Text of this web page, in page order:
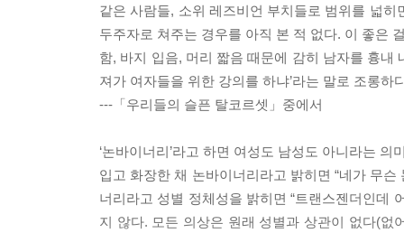
같은 사람들, 소위 레즈비언 부치들로 범위를 넓
두주자로 쳐주는 경우를 아직 본 적 없다. 이 좋은
함, 바지 입음, 머리 짧음 때문에 감히 남자를 흉내
져가 여자들을 위한 강의를 하냐’라는 말로 조롱하
---「우리들의 슬픈 탈코르셋」중에서
‘논바이너리’라고 하면 여성도 남성도 아니라는
입고 화장한 채 논바이너리라고 밝히면 “네가 무
너리라고 성별 정체성을 밝히면 “트랜스젠더인데
지 않다. 모든 의상은 원래 성별과 상관이 없다(없